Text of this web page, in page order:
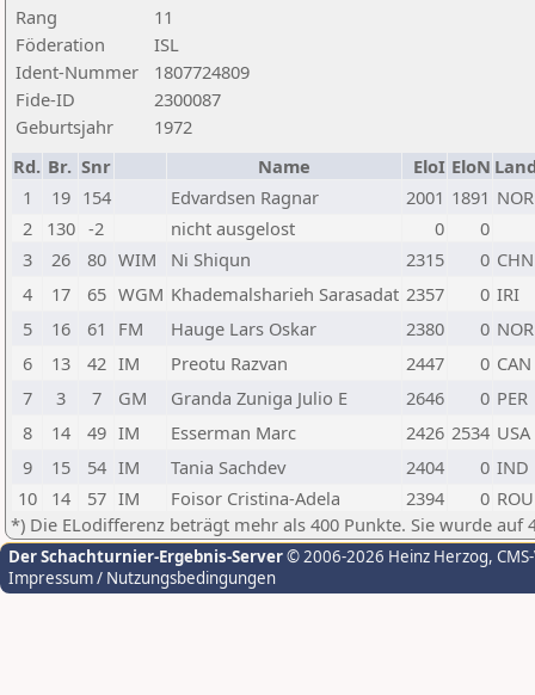
Rang
11
Föderation
ISL
Ident-Nummer
1807724809
Fide-ID
2300087
Geburtsjahr
1972
Rd. Br. Snr Name EloI EloN
1
19 154 Edvardsen Ragnar 2001 1891 NOR
2
130 -2 nicht ausgelost 0
0
3
26 80 WIM Ni Shiqun 2315 0 CHN
4
17 65 WGM Khademalsharieh Sarasadat 2357 0 IRI
5
16 61 FM Hauge Lars Oskar 2380 0 NOR
6
13 42 IM Preotu Razvan 2447 0 CAN
7
3 7 GM Granda Zuniga Julio E 2646 0 PER
8
14 49 IM Esserman Marc 2426 2534 USA
9
15 54 IM Tania Sachdev 2404 0 IND
10
14 57 IM Foisor Cristina-Adela 2394 0 ROU
*) Die ELodifferenz beträgt mehr als 400 Punkte. Sie wurde auf
Der Schachturnier-Ergebnis-Server© 2006-2026 Heinz Herzog,
Impressum / Nutzungsbedingungen